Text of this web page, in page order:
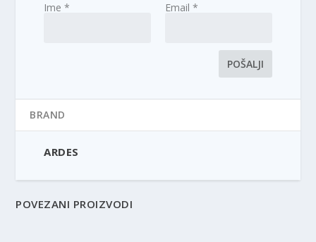
Ime* Email *
BRAND
ARDES
POVEZANI PROIZVODI